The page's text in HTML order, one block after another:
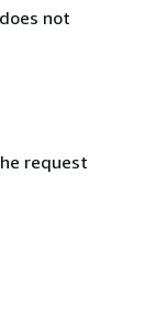
not
request